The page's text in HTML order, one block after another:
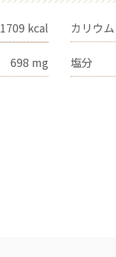
1709 kcal カリウム
698 mg 塩分